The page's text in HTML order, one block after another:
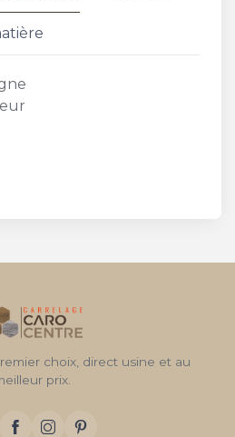
choix, direct usine et au
prix.